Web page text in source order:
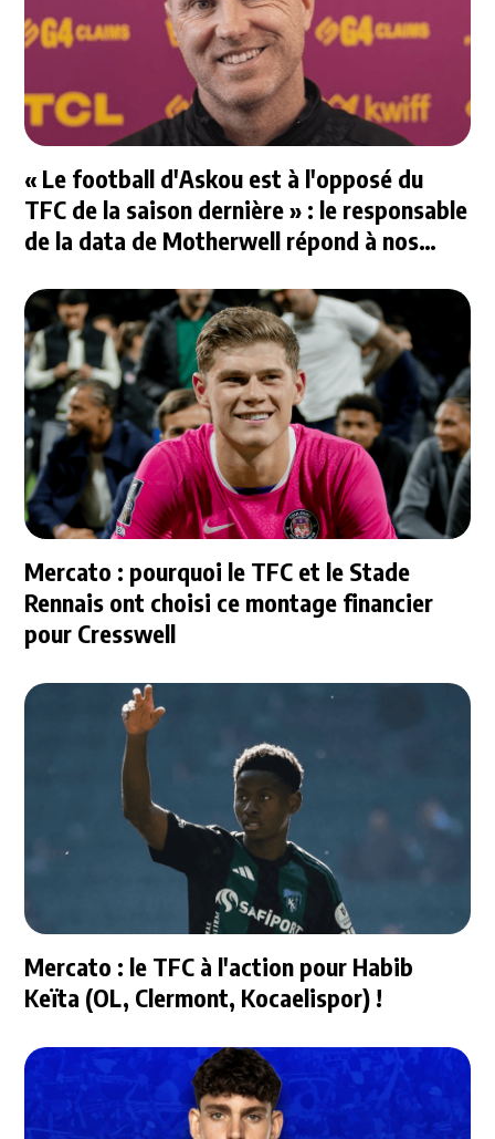
« Le football d'Askou est à l'opposé du
TFC de la saison dernière » : le responsable
de la data de Motherwell répond à nos
Mercato : pourquoi le TFC et le Stade
Rennais ont choisi ce montage financier
pour Cresswell
Mercato : le TFC à l'action pour Habib
Keïta (OL, Clermont, Kocaelispor) !